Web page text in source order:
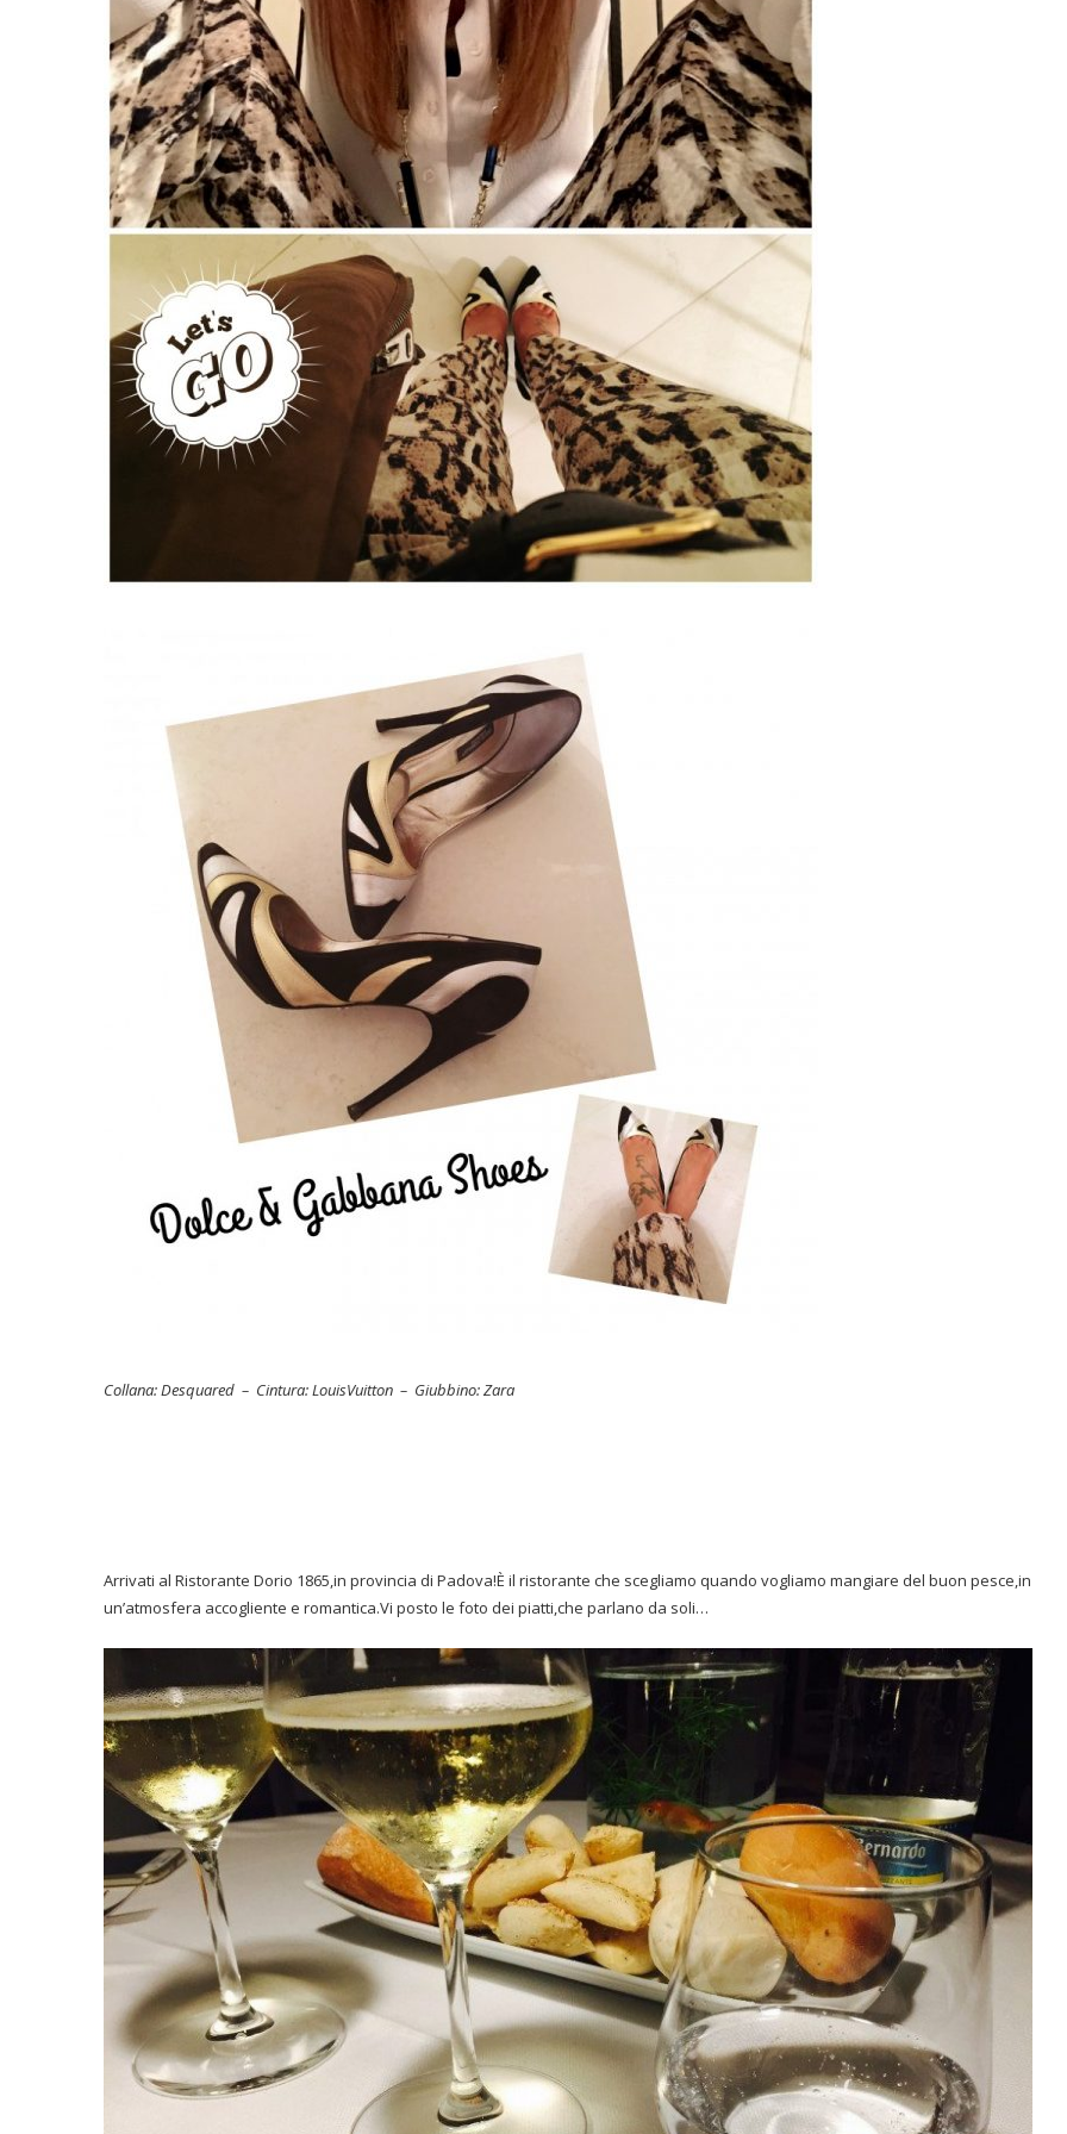
Collana: Desquared – Cintura: LouisVuitton – Giubbino: Zara
Arrivati al Ristorante Dorio 1865,in provincia di Padova!È il ristorante che scegliamo quando vogliamo mangiare del buon pesce,in
un’atmosfera accogliente e romantica.Vi posto le foto dei piatti,che parlano da soli…